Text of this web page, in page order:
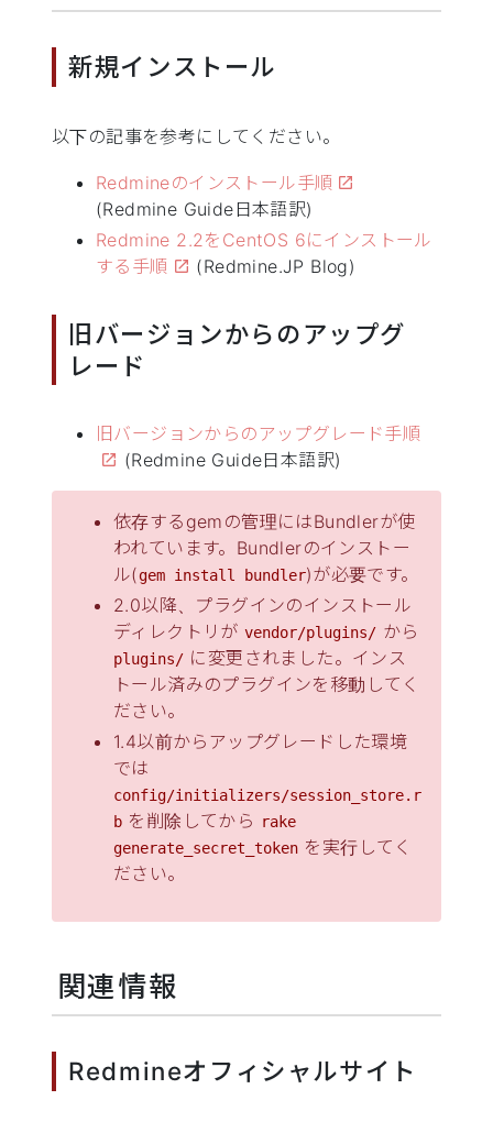
新規インストール
以下の記事を参考にしてください。
Redmineのインストール手順
(Redmine Guide日本語訳)
Redmine 2.2をCentOS 6にインストール
する手順
(Redmine.JP Blog)
旧バージョンからのアップグ
レード
旧バージョンからのアップグレード手順
(Redmine Guide日本語訳)
依存するgemの管理にはBundlerが使
われています。Bundlerのインストー
ル(gem install bundler)が必要です。
2.0以降、プラグインのインストール
ディレクトリがvendor/plugins/ から
plugins/ に変更されました。インス
トール済みのプラグインを移動してく
ださい。
1.4以前からアップグレードした環境
では
config/initializers/session_store.r
b を削除してから
rake
generate_secret_token を実行してく
ださい。
関連情報
Redmineオフィシャルサイト